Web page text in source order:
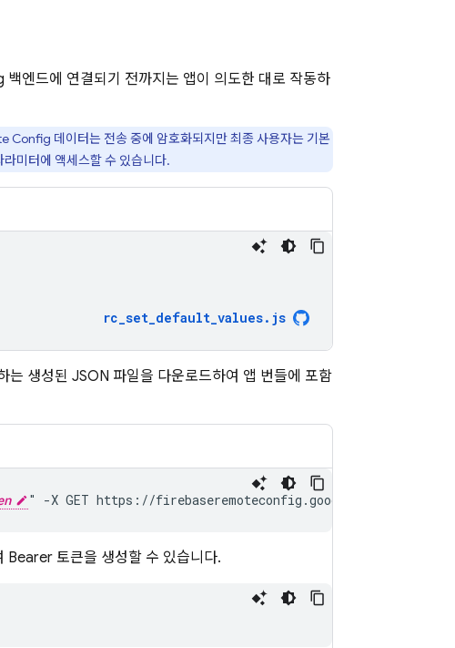
백엔드에 연결되기 전까지는 앱이 의도한 대로 작동하
Config 데이터는 전송 중에 암호화되지만 최종 사용자는 기본
라미터에 액세스할 수 있습니다.
rc_set_default_values. js
는 생성된 JSON 파일을 다운로드하여 앱 번들에 포함
" -X GET https://firebaseremoteconfig.googleapis.com/v1/
Bearer 토큰을 생성할 수 있습니다.